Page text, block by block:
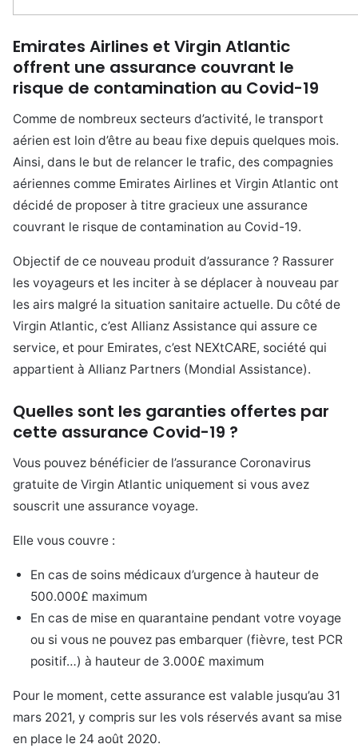
Emirates Airlines et Virgin Atlantic
offrent une assurance couvrant le
risque de contamination au Covid-19
Comme de nombreux secteurs d’activité, le transport
aérien est loin d’être au beau fixe depuis quelques mois.
Ainsi, dans le but de relancer le trafic, des compagnies
aériennes comme Emirates Airlines et Virgin Atlantic ont
décidé de proposer à titre gracieux une assurance
couvrant le risque de contamination au Covid-19.
Objectif de ce nouveau produit d’assurance ? Rassurer
les voyageurs et les inciter à se déplacer à nouveau par
les airs malgré la situation sanitaire actuelle. Du côté de
Virgin Atlantic, c’est Allianz Assistance qui assure ce
service, et pour Emirates, c’est NEXtCARE, société qui
appartient à Allianz Partners (Mondial Assistance).
Quelles sont les garanties offertes par
cette assurance Covid-19 ?
Vous pouvez bénéficier de l’assurance Coronavirus
gratuite de Virgin Atlantic uniquement si vous avez
souscrit une assurance voyage.
Elle vous couvre :
En cas de soins médicaux d’urgence à hauteur de
500.000£ maximum
En cas de mise en quarantaine pendant votre voyage
ou si vous ne pouvez pas embarquer (fièvre, test PCR
positif…) à hauteur de 3.000£ maximum
Pour le moment, cette assurance est valable jusqu’au 31
mars 2021, y compris sur les vols réservés avant sa mise
en place le 24 août 2020.